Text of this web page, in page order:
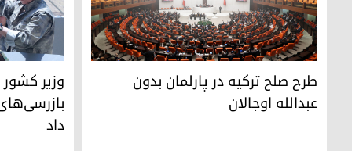
طرح صلح ترکیه در پارلمان بدون عبدالله اوجالان
طرح صلح ترکیه در پارلمان بدون
عبدالله اوجالان
وزیر کشور
وزیر
داد